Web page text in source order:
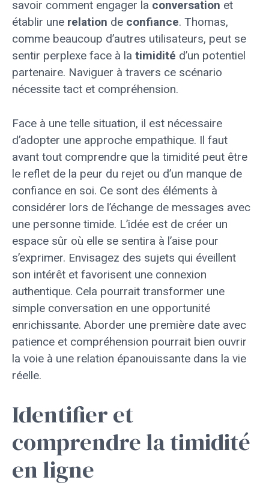
savoir comment engager la conversation et
établir une relation de confiance. Thomas,
comme beaucoup d’autres utilisateurs, peut se
sentir perplexe face à la timidité d’un potentiel
partenaire. Naviguer à travers ce scénario
nécessite tact et compréhension.
Face à une telle situation, il est nécessaire
d’adopter une approche empathique. Il faut
avant tout comprendre que la timidité peut être
le reflet de la peur du rejet ou d’un manque de
confiance en soi. Ce sont des éléments à
considérer lors de l’échange de messages avec
une personne timide. L’idée est de créer un
espace sûr où elle se sentira à l’aise pour
s’exprimer. Envisagez des sujets qui éveillent
son intérêt et favorisent une connexion
authentique. Cela pourrait transformer une
simple conversation en une opportunité
enrichissante. Aborder une première date avec
patience et compréhension pourrait bien ouvrir
la voie à une relation épanouissante dans la vie
réelle.
Identifier et
comprendre la timidité
en ligne